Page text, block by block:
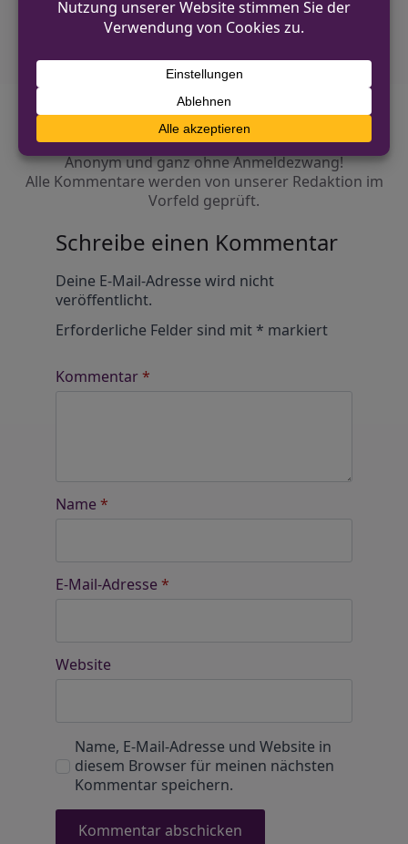
Diskutiere mit!
Anonym und ganz ohne Anmeldezwang!
Alle Kommentare werden von unserer Redaktion im
Vorfeld geprüft.
Schreibe einen Kommentar
Deine E-Mail-Adresse wird nicht
veröffentlicht.
Erforderliche Felder sind mit * markiert
Kommentar*
Name *
E-Mail-Adresse *
Website
Name, E-Mail-Adresse und Website in
diesem Browser für meinen nächsten
Kommentar speichern.